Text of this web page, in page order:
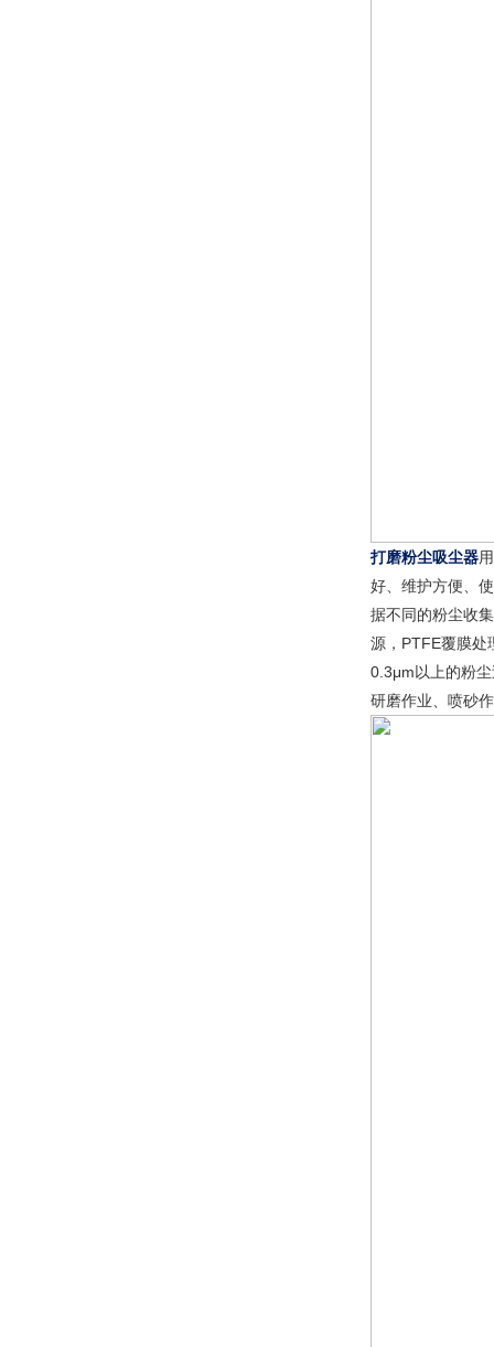
打磨粉尘吸尘器
好、维护方便、
据不同的粉尘收
源，PTFE覆膜处
0.3μm以上的粉
研磨作业、喷砂